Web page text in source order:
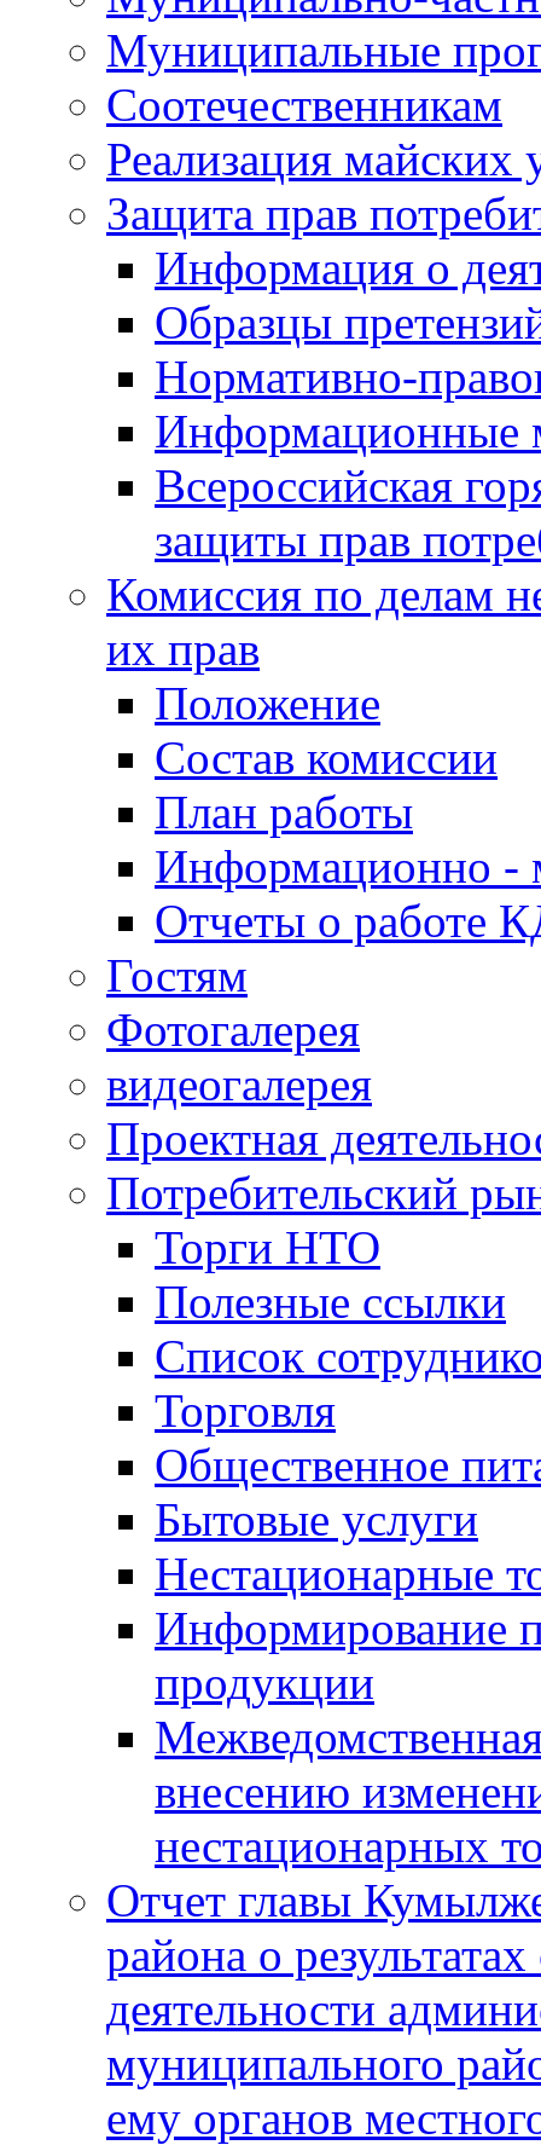
Муниципальные
Соотечественникам
Реализация майских
Защита прав
Информация о
Образцы
Нормативно-
Информационные
Всероссийская
защиты прав
Комиссия по делам
их прав
Положение
Состав комиссии
План работы
Информационно -
Отчеты о работе
Гостям
Фотогалерея
видеогалерея
Проектная
Потребительский
Торги НТО
Полезные ссылки
Список
Торговля
Общественное
Бытовые услуги
Нестационарные
Информирование
продукции
внесению
нестационарных
Отчет главы
района о
деятельности
муниципального
ему органов